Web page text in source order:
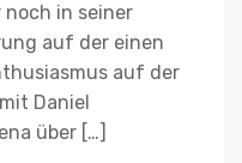
in seiner
auf der einen
auf der
Daniel
über […]